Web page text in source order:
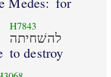
H7843
להשׁחיתה
to destroy